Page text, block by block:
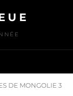
DE MONGOLIE 3